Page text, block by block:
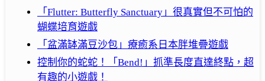
「Flutter: Butterfly Sanctuary」很真實但不可怕的
蝴蝶培育遊戲
「盆滿缽滿豆沙包」療癒系日本胖堆疊遊戲
控制你的蛇蛇！「Bend!」抓準長度直達終點，超
有趣的小遊戲！